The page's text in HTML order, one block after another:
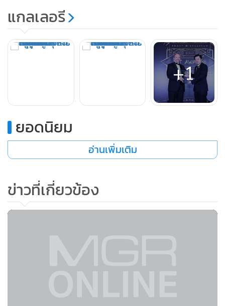
ครอบคลุมทั่วประเทศ ในฐานะผู้นำในการให้บริการโทรศัพท์
เคลื่อนที่ในระบบ LTE จึงไม่น่าแปลกใจเลยที่ทรูมูฟ เอช เป็น
บริษัทไทยรายแรกและรายเดียวที่ได้รับการคัดเลือกให้ได้รับ
รางวัลอันยิ่งใหญ่นี้จากการคัดเลือกจากผู้นำองค์กรธุรกิจด้าน
แกลเลอรี
+1
ยอดนิยม
อ่านเพิ่มเติม
ข่าวที่เกี่ยวข้อง